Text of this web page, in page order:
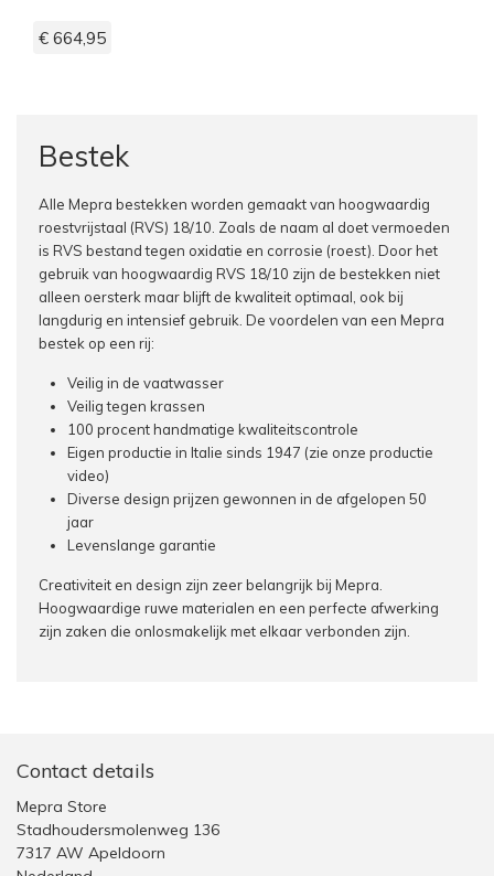
€ 664,95
Bestek
Alle Mepra bestekken worden gemaakt van hoogwaardig
roestvrijstaal (RVS) 18/10. Zoals de naam al doet vermoeden
is RVS bestand tegen oxidatie en corrosie (roest). Door het
gebruik van hoogwaardig RVS 18/10 zijn de bestekken niet
alleen oersterk maar blijft de kwaliteit optimaal, ook bij
langdurig en intensief gebruik. De voordelen van een Mepra
bestek op een rij:
Veilig in de vaatwasser
Veilig tegen krassen
100 procent handmatige kwaliteitscontrole
Eigen productie in Italie sinds 1947 (zie onze productie
video)
Diverse design prijzen gewonnen in de afgelopen 50
jaar
Levenslange garantie
Creativiteit en design zijn zeer belangrijk bij Mepra.
Hoogwaardige ruwe materialen en een perfecte afwerking
zijn zaken die onlosmakelijk met elkaar verbonden zijn.
Contact details
Mepra Store
Stadhoudersmolenweg 136
7317 AW Apeldoorn